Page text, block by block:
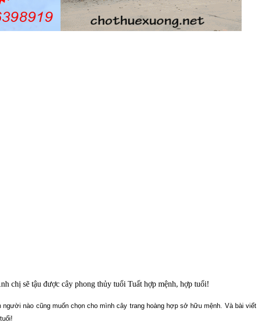
chị sẽ tậu được cây phong thủy tuổi Tuất hợp mệnh, hợp tuổi!
nào cũng muốn chọn cho mình cây trang hoàng hợp sở hữu mệnh. Và bài viết